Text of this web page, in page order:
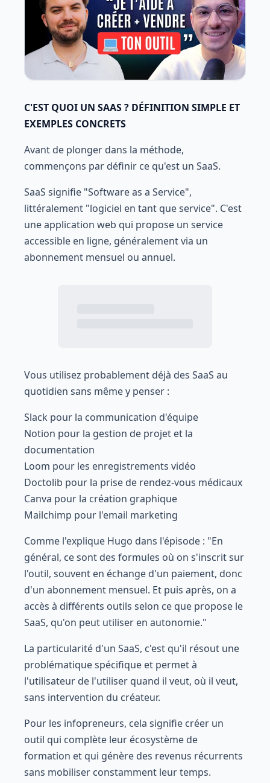
C'EST QUOI UN SAAS ? DÉFINITION SIMPLE ET
EXEMPLES CONCRETS
Avant de plonger dans la méthode,
commençons par définir ce qu'est un SaaS.
SaaS signifie "Software as a Service",
littéralement "logiciel en tant que service". C'est
une application web qui propose un service
accessible en ligne, généralement via un
abonnement mensuel ou annuel.
Vous utilisez probablement déjà des SaaS au
quotidien sans même y penser :
Slack pour la communication d'équipe
Notion pour la gestion de projet et la
documentation
Loom pour les enregistrements vidéo
Doctolib pour la prise de rendez-vous médicaux
Canva pour la création graphique
Mailchimp pour l'email marketing
Comme l'explique Hugo dans l'épisode : "En
général, ce sont des formules où on s'inscrit sur
l'outil, souvent en échange d'un paiement, donc
d'un abonnement mensuel. Et puis après, on a
accès à différents outils selon ce que propose le
SaaS, qu'on peut utiliser en autonomie."
La particularité d'un SaaS, c'est qu'il résout une
problématique spécifique et permet à
l'utilisateur de l'utiliser quand il veut, où il veut,
sans intervention du créateur.
Pour les infopreneurs, cela signifie créer un
outil qui complète leur écosystème de
formation et qui génère des revenus récurrents
sans mobiliser constamment leur temps.